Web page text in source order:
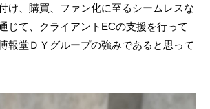
け、購買、ファン化に至るシームレスな
じて、クライアントECの支援を行って
報堂ＤＹグループの強みであると思って